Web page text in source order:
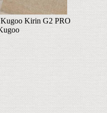
Kugoo Kirin G2 PRO